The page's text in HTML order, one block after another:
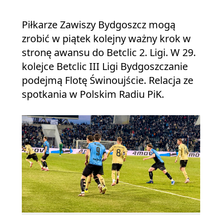
Piłkarze Zawiszy Bydgoszcz mogą
zrobić w piątek kolejny ważny krok w
stronę awansu do Betclic 2. Ligi. W 29.
kolejce Betclic III Ligi Bydgoszczanie
podejmą Flotę Świnoujście. Relacja ze
spotkania w Polskim Radiu PiK.